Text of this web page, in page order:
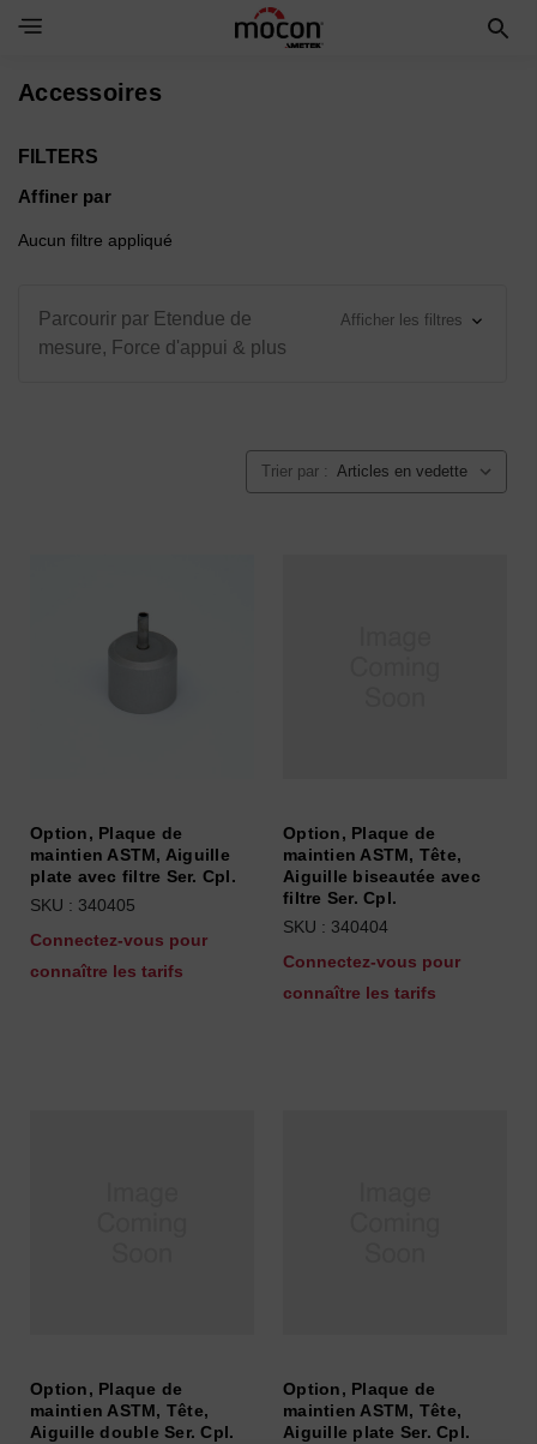
Toggle Navigation Menu
Accessoires
FILTERS
Affiner par
Aucun filtre appliqué
Parcourir par Etendue de
mesure, Force d'appui & plus
Afficher les filtres
Trier par :
Option, Plaque de
maintien ASTM, Aiguille
plate avec filtre Ser. Cpl.
SKU : 340405
Connectez-vous pour
connaître les tarifs
Option, Plaque de
maintien ASTM, Tête,
Aiguille biseautée avec
filtre Ser. Cpl.
SKU : 340404
Connectez-vous pour
connaître les tarifs
Option, Plaque de
maintien ASTM, Tête,
Aiguille double Ser. Cpl.
Option, Plaque de
maintien ASTM, Tête,
Aiguille plate Ser. Cpl.